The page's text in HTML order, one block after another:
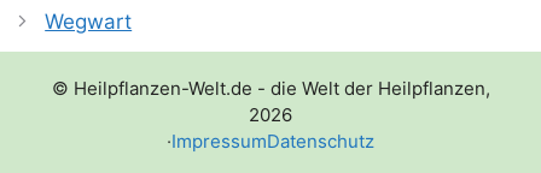
Wegwart
© Heilpflanzen-Welt.de - die Welt der Heilpflanzen,
2026
·ImpressumDatenschutz